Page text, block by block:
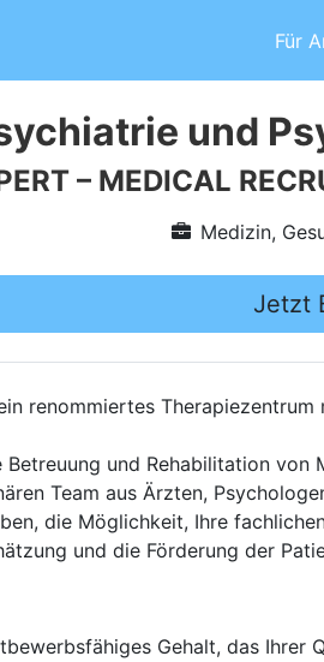
Für
und
– MEDICAL
Medizin,
Jetzt
renommiertes
und Rehabilitation
Team aus Ärzten,
die Möglichkeit, Ihre
und die Förderung der
Gehalt, das Ihrer